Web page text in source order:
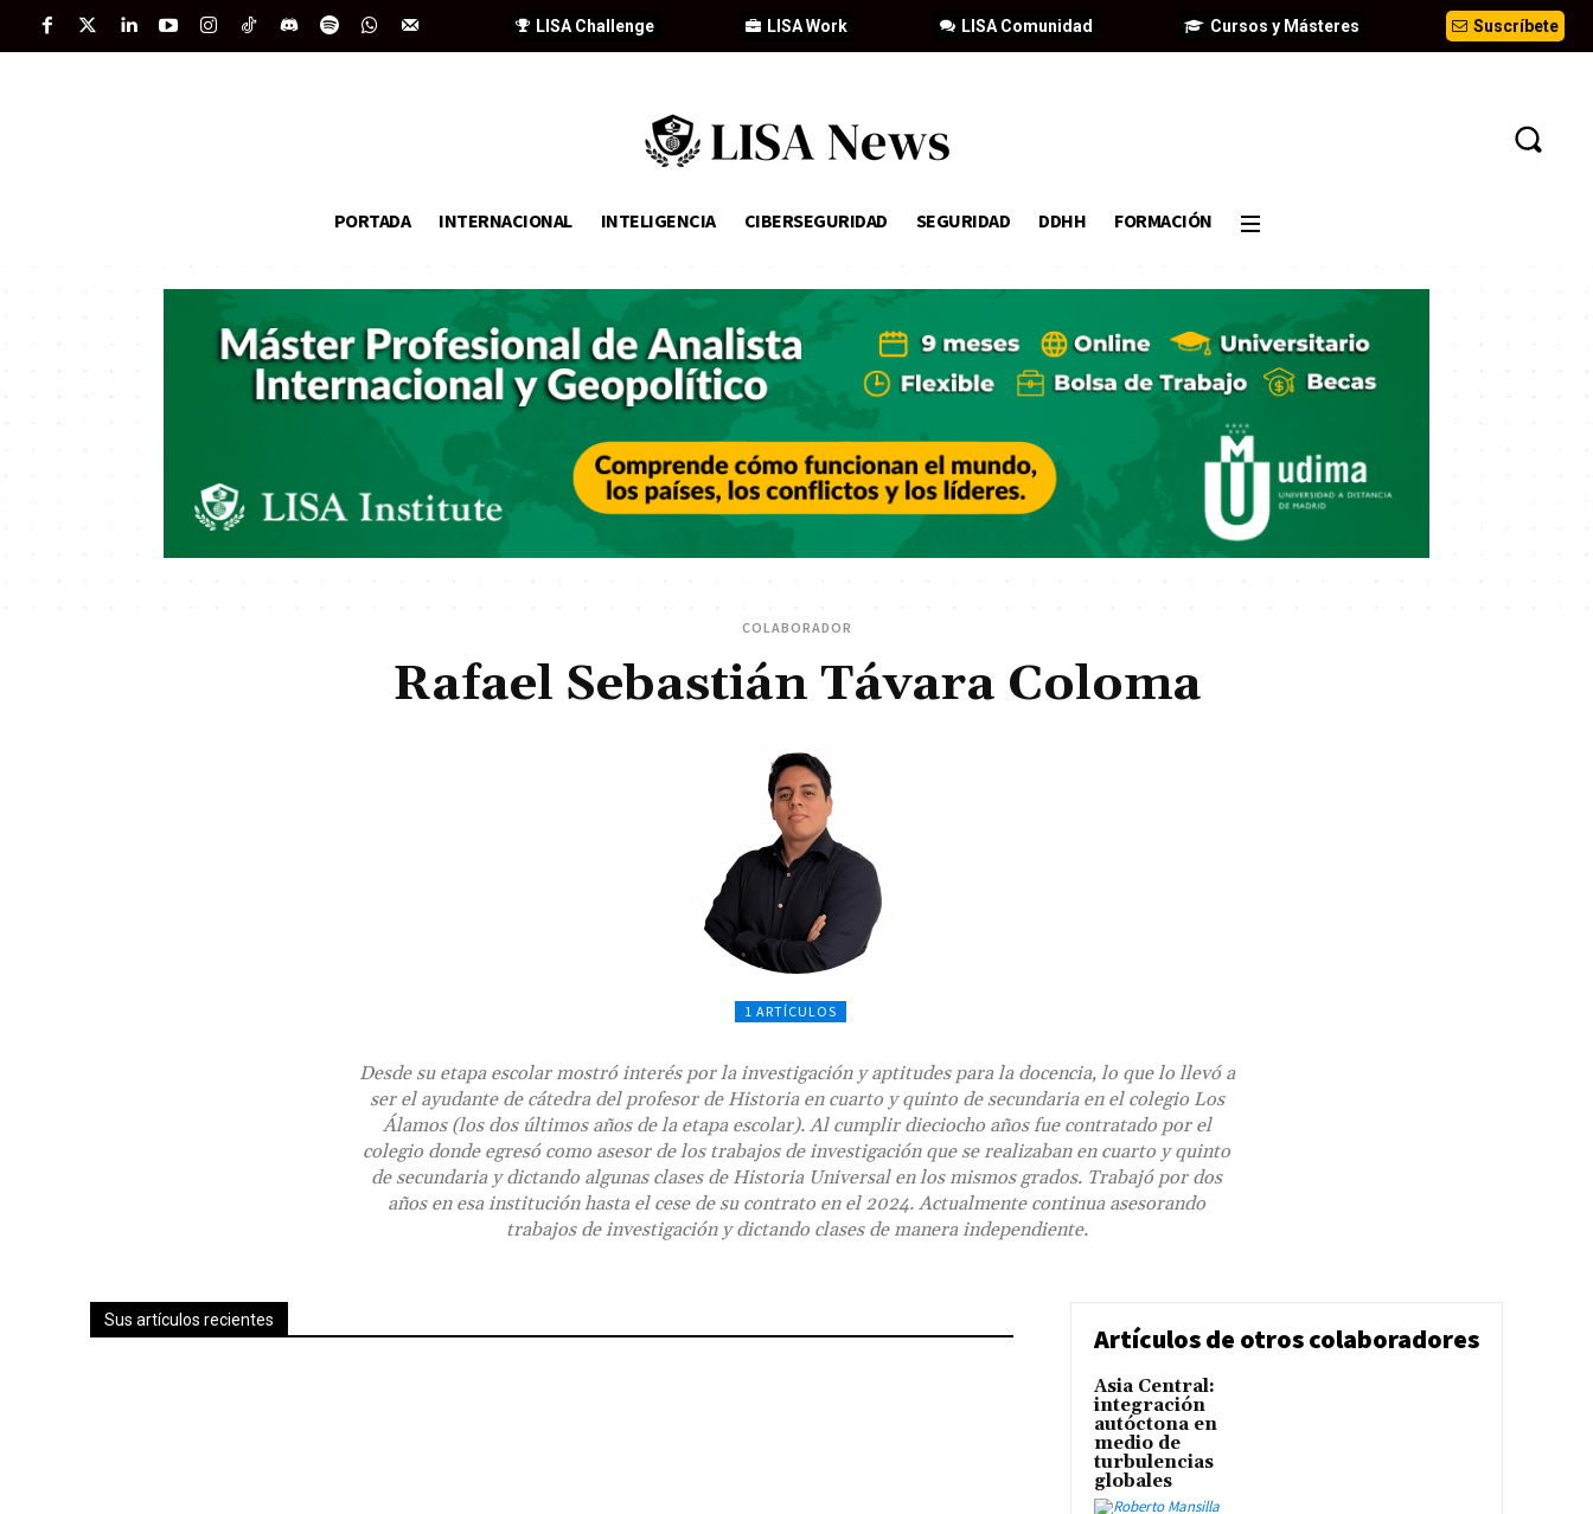
Suscríbete
Cursos y Másteres
LISA Comunidad
LISA Work
LISA Challenge
PORTADA INTERNACIONAL INTELIGENCIA CIBERSEGURIDAD SEGURIDAD DDHH FORMACIÓN
COLABORADOR
Rafael Sebastián Távara Coloma
1 ARTÍCULOS
Desde su etapa escolar mostró interés por la investigación y aptitudes para la docencia, lo que lo llevó a
ser el ayudante de cátedra del profesor de Historia en cuarto y quinto de secundaria en el colegio Los
Álamos (los dos últimos años de la etapa escolar). Al cumplir dieciocho años fue contratado por el
colegio donde egresó como asesor de los trabajos de investigación que se realizaban en cuarto y quinto
de secundaria y dictando algunas clases de Historia Universal en los mismos grados. Trabajó por dos
años en esa institución hasta el cese de su contrato en el 2024. Actualmente continua asesorando
trabajos de investigación y dictando clases de manera independiente.
Sus artículos recientes
Artículos de otros colaboradores
Asia Central:
integración
autóctona en
medio de
turbulencias
globales